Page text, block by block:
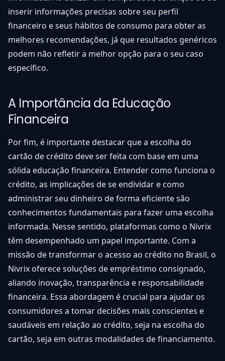
inserir informações precisas sobre seu perfil
financeiro e seus hábitos de consumo para obter as
melhores recomendações, já que resultados genéricos
podem não refletir a melhor opção para o seu caso
específico.
A Importância da Educação
Financeira
Por fim, é importante destacar que a escolha do
cartão de crédito deve ser feita com base em uma
sólida educação financeira. Entender como funciona o
crédito, as implicações de se endividar e como
administrar seu dinheiro de forma eficiente são
conhecimentos fundamentais para fazer uma escolha
informada. Nesse sentido, plataformas como o Nivrix
têm desempenhado um papel importante. Com a
missão de transformar o acesso ao crédito no Brasil, o
Nivrix oferece soluções de empréstimo consignado,
aliando inovação, transparência e responsabilidade
financeira. Essa abordagem é crucial para ajudar os
consumidores a tomar decisões mais conscientes e
saudáveis em relação ao crédito, seja na escolha do
cartão, seja em outras modalidades de financiamento.